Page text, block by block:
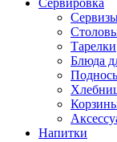
Тарелки
Блюда
Напитки